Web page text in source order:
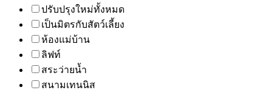
ปรับปรุงใหม่ทั้งหมด
เป็นมิตรกับสัตว์เลี้ยง
ห้องแม่บ้าน
ลิฟท์
สระว่ายน้ำ
สนามเทนนิส